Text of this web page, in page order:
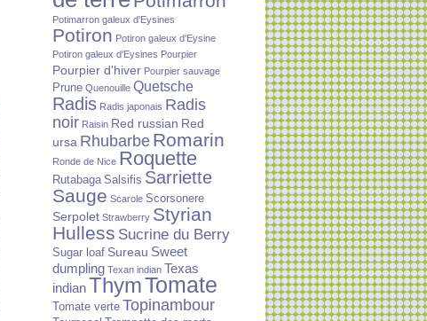
Potimarron galeux d'Eysines
Potiron Potiron galeux d'Eysine
Potiron galeux d'Eysines Pourpier
Pourpier d'hiver Pourpier sauvage
Prune Quenouille Quetsche
Radis Radis japonais Radis
noir Raisin Red russian Red
ursa Rhubarbe Romarin
Ronde de Nice Roquette
Rutabaga Salsifis Sarriette
Sauge Scarole Scorsonere
Serpolet Strawberry Styrian
Hulless Sucrine du Berry
Sugar loaf Sureau Sweet
dumpling Texan indian Texas
indianThymTomate
Tomate verte Topinambour